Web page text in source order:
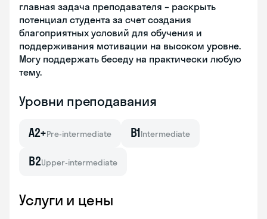
главная задача преподавателя – раскрыть
потенциал студента за счет создания
благоприятных условий для обучения и
поддерживания мотивации на высоком уровне.
Могу поддержать беседу на практически любую
тему.
Уровни преподавания
A2+Pre-intermediate B1Intermediate
B2Upper-intermediate
Услуги и цены